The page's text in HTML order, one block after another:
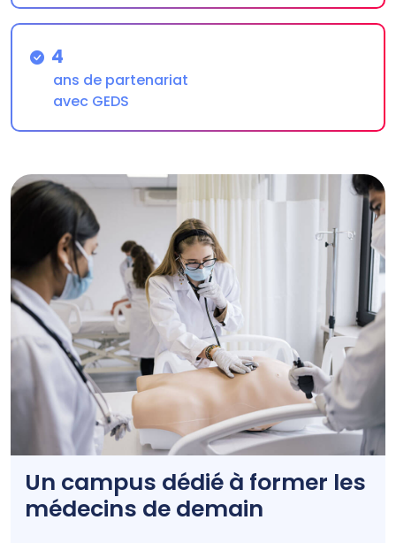
4
ans de partenariat
avec GEDS
Un campus dédié à former les
médecins de demain